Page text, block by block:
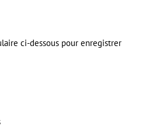
ci-dessous pour enregistrer